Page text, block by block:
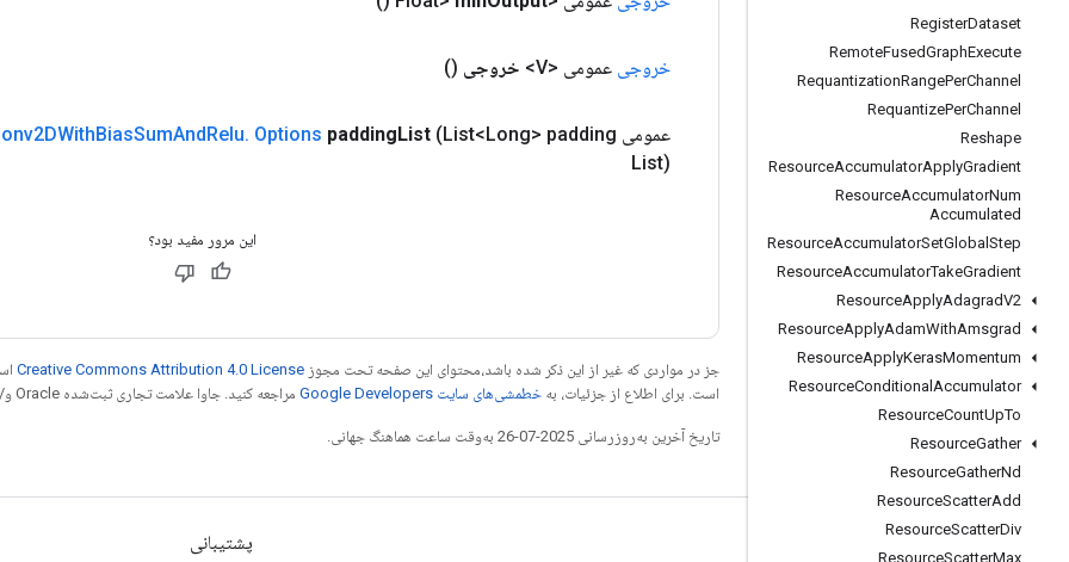
RegisterDataset
RemoteFusedGraphExecute
RequantizationRangePerChannel
RequantizePerChannel
Reshape
ResourceAccumulatorApplyGradient
ResourceAccumulatorNum
Accumulated
ResourceAccumulatorSetGlobal Step
ResourceAccumulatorTakeGradient
ResourceApplyAdagradV2
ResourceApplyAdamWithAmsgrad
ResourceApplyKerasMomentum
ResourceConditional Accumulator
ResourceCountUpTo
ResourceGather
ResourceGatherNd
ResourceScatterAdd
ResourceScatterDiv
ResourceScatterMax
خروجی عمومی <V> خروجی ()
عمومی static BiasSumAndRelu. Options paddingList (List<Long> padding
List)
این مرور مفید بود؟
جز در مواردی که غیر از این ذکر شده باشد،‌محتوای این صفحه تحت مجوز Creative Commons Attribution 4.0 License
است. برای اطلاع از جزئیات، به خطمشی‌های سایت Google Developers‏ مراجعه کنید. جاوا علامت تجاری ثبت‌شده Oracle و/یا شرکت‌های وابسته به آن است.
تاریخ آخرین به‌روزرسانی 2025-07-26 به‌وقت ساعت هماهنگ جهانی.
پشتیبانی